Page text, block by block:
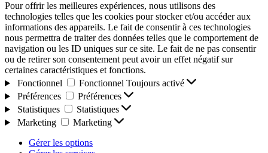
Pour offrir les meilleures expériences, nous utilisons des
technologies telles que les cookies pour stocker et/ou accéder aux
informations des appareils. Le fait de consentir à ces technologies
nous permettra de traiter des données telles que le comportement de
navigation ou les ID uniques sur ce site. Le fait de ne pas consentir
ou de retirer son consentement peut avoir un effet négatif sur
certaines caractéristiques et fonctions.
Fonctionnel
Fonctionnel Toujours activé
Préférences
Préférences
Statistiques
Statistiques
Marketing
Marketing
Gérer les options